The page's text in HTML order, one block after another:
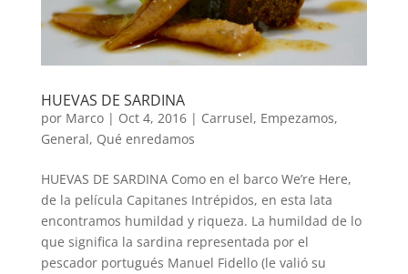
HUEVAS DE SARDINA
por Marco| Oct 4, 2016| Carrusel, Empezamos,
General, Qué enredamos
HUEVAS DE SARDINA Como en el barco We’re Here,
de la película Capitanes Intrépidos, en esta lata
encontramos humildad y riqueza. La humildad de lo
que significa la sardina representada por el
pescador portugués Manuel Fidello (le valió su